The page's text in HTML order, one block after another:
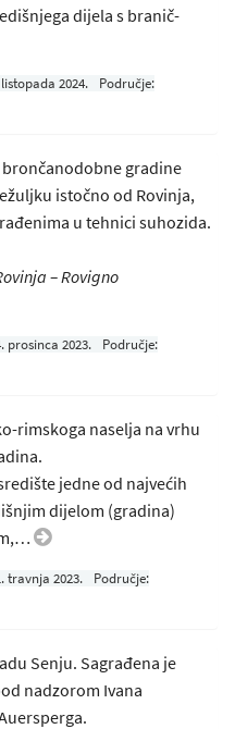
dijela s branič-
2024.
Područje:
gradine
istočno od Rovinja,
u tehnici suhozida.
– Rovigno
prosinca 2023.
Područje:
rimskoga naselja na vrhu
jedne od najvećih
dijelom (gradina)
travnja 2023.
Područje:
Senju. Sagrađena je
nadzorom Ivana